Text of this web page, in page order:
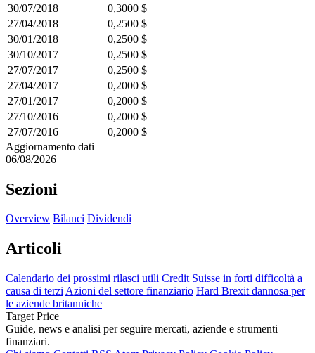
30/07/2018
0,3000 $
27/04/2018
0,2500 $
30/01/2018
0,2500 $
30/10/2017
0,2500 $
27/07/2017
0,2500 $
27/04/2017
0,2000 $
27/01/2017
0,2000 $
27/10/2016
0,2000 $
27/07/2016
0,2000 $
Aggiornamento dati
06/08/2026
Sezioni
Overview Bilanci Dividendi
Articoli
Calendario dei prossimi rilasci utili Credit Suisse in forti difficoltà a
causa di terzi Azioni del settore finanziario Hard Brexit dannosa per
le aziende britanniche
Target Price
Guide, news e analisi per seguire mercati, aziende e strumenti
finanziari.